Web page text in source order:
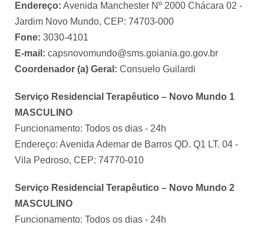
Endereço: Avenida Manchester Nº 2000 Chácara 02 -
Jardim Novo Mundo, CEP: 74703-000
Fone: 3030-4101
E-mail: capsnovomundo@sms.goiania.go.gov.br
Coordenador (a) Geral: Consuelo Guilardi
Serviço Residencial Terapêutico – Novo Mundo 1
MASCULINO
Funcionamento: Todos os dias - 24h
Endereço: Avenida Ademar de Barros QD. Q1 LT. 04 -
Vila Pedroso, CEP: 74770-010
Serviço Residencial Terapêutico – Novo Mundo 2
MASCULINO
Funcionamento: Todos os dias - 24h